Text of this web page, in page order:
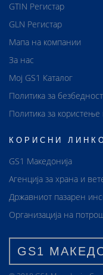
GTIN Регистар
GLN Регистар
Мапа на компании
За нас
Мој GS1 Каталог
Политика за
Политика за
КОРИСНИ
GS1 Македонија
Агенција за храна и
Државниот пазарен
Организација на
GS1